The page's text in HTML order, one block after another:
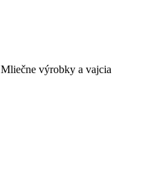
Mliečne výrobky a vajcia